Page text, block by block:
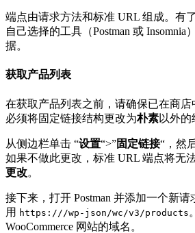
端点由请求方法和标准 URL 组成。有
自己选择的工具（Postman 或 Insomnia
据。
获取产品列表
在获取产品列表之前，请确保已在商
必须将固定链接结构更改为朴素以外的
从侧边栏单击 “设置“>”固定链接“，然
如果不做此更改，标准 URL 端点将无
更改。
接下来，打开 Postman 并添加一个新
用 https:///wp-json/wc/v3/products
WooCommerce 网站的域名。